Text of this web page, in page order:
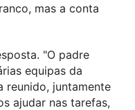
mas a conta
"O padre
equipas da
reunido, juntamente
ajudar nas tarefas,